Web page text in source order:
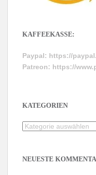
KAFFEEKASSE:
Paypal: https://
Patreon: https://
KATEGORIEN
Kategorien
NEUESTE